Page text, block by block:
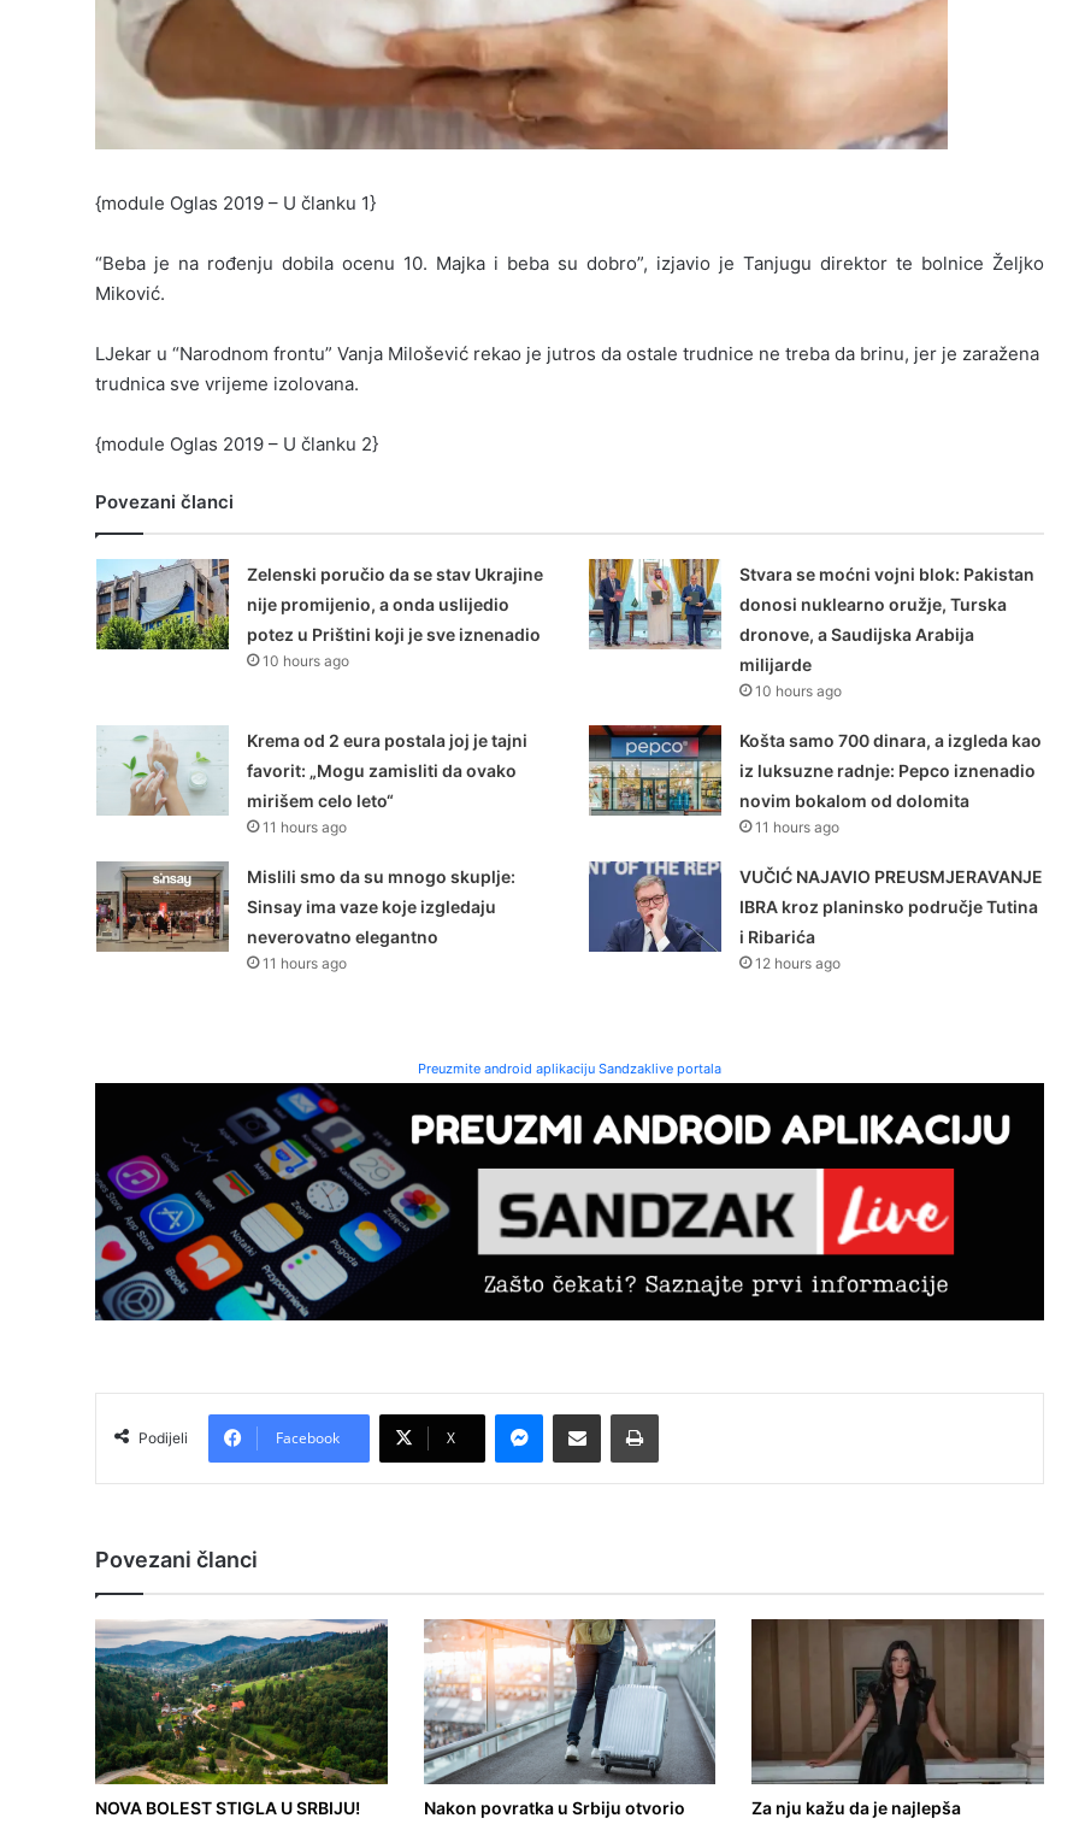
{module Oglas 2019 – U članku 1}
“Beba je na rođenju dobila ocenu 10. Majka i beba su dobro”, izjavio je Tanjugu direktor te bolnice Željko
Miković.
LJekar u “Narodnom frontu” Vanja Milošević rekao je jutros da ostale trudnice ne treba da brinu, jer je zaražena
trudnica sve vrijeme izolovana.
{module Oglas 2019 – U članku 2}
Povezani članci
Zelenski poručio da se stav Ukrajine
nije promijenio, a onda uslijedio
potez u Prištini koji je sve iznenadio
10 hours ago
Stvara se moćni vojni blok: Pakistan
donosi nuklearno oružje, Turska
dronove, a Saudijska Arabija
milijarde
10 hours ago
Krema od 2 eura postala joj je tajni
favorit: „Mogu zamisliti da ovako
mirišem celo leto“
11 hours ago
Košta samo 700 dinara, a izgleda kao
iz luksuzne radnje: Pepco iznenadio
novim bokalom od dolomita
11 hours ago
Mislili smo da su mnogo skuplje:
Sinsay ima vaze koje izgledaju
neverovatno elegantno
11 hours ago
VUČIĆ NAJAVIO PREUSMJERAVANJE
IBRA kroz planinsko područje Tutina
i Ribarića
12 hours ago
Preuzmite android aplikaciju Sandzaklive portala
Podijeli Facebook X
Messenger
Pošalji preko E-Maila Printaj
Povezani članci
NOVA BOLEST STIGLA U SRBIJU!
Nakon povratka u Srbiju otvorio
Za nju kažu da je najlepša